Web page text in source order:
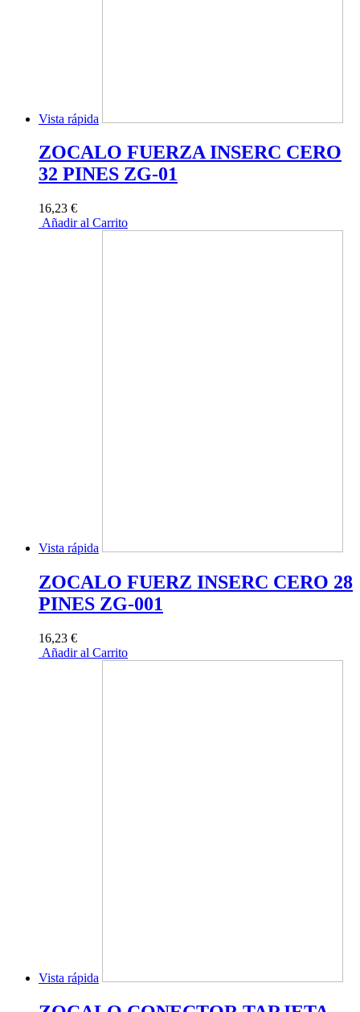
Vista rápida
ZOCALO FUERZA INSERC CERO
32 PINES ZG-01
16,23 €
Añadir al Carrito
Vista rápida
ZOCALO FUERZ INSERC CERO 28
PINES ZG-001
16,23 €
Añadir al Carrito
Vista rápida